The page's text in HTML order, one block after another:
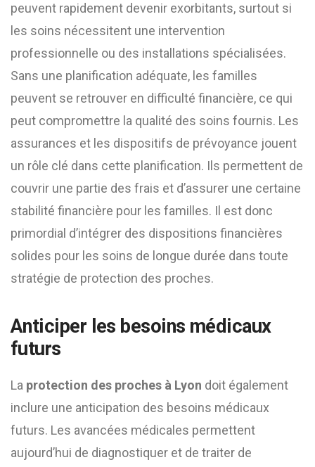
peuvent rapidement devenir exorbitants, surtout si
les soins nécessitent une intervention
professionnelle ou des installations spécialisées.
Sans une planification adéquate, les familles
peuvent se retrouver en difficulté financière, ce qui
peut compromettre la qualité des soins fournis. Les
assurances et les dispositifs de prévoyance jouent
un rôle clé dans cette planification. Ils permettent de
couvrir une partie des frais et d’assurer une certaine
stabilité financière pour les familles. Il est donc
primordial d’intégrer des dispositions financières
solides pour les soins de longue durée dans toute
stratégie de protection des proches.
Anticiper les besoins médicaux
futurs
La protection des proches à Lyon doit également
inclure une anticipation des besoins médicaux
futurs. Les avancées médicales permettent
aujourd’hui de diagnostiquer et de traiter de